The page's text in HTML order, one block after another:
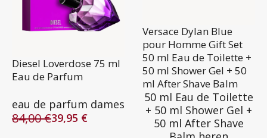
Diesel Loverdose 75 ml
Eau de Parfum
eau de parfum dames
84,00€
Oorspronkelijke
39,95 €
Huidige
Versace Dylan Blue
pour Homme Gift Set
50 ml Eau de Toilette +
50 ml Shower Gel + 50
ml After Shave Balm
50 ml Eau de Toilette
+ 50 ml Shower Gel +
50 ml After Shave